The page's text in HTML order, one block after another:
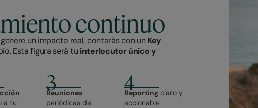
continuo
un impacto real, contarás con un Key
Esta figura será tu interlocutor único y
a tu
3
Reuniones
periódicas de
4
Reporting claro y
accionable